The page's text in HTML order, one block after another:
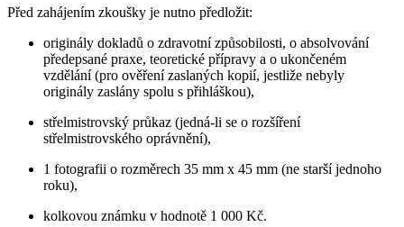
Před zahájením zkoušky je nutno předložit:
originály dokladů o zdravotní způsobilosti, o absolvování
předepsané praxe, teoretické přípravy a o ukončeném
vzdělání (pro ověření zaslaných kopií, jestliže nebyly
originály zaslány spolu s přihláškou),
střelmistrovský průkaz (jedná-li se o rozšíření
střelmistrovského oprávnění),
1 fotografii o rozměrech 35 mm x 45 mm (ne starší jednoho
roku),
kolkovou známku v hodnotě 1 000 Kč.